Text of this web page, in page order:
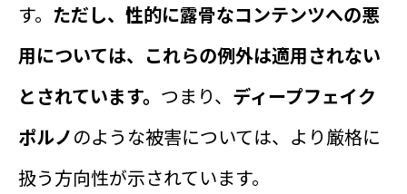
す。 ただし、性的に露骨なコンテンツへの悪
用については、これらの例外は適用されない
とされています。 つまり、 ディープフェイク
ポルノのような被害については、より厳格に
扱う方向性が示されています。